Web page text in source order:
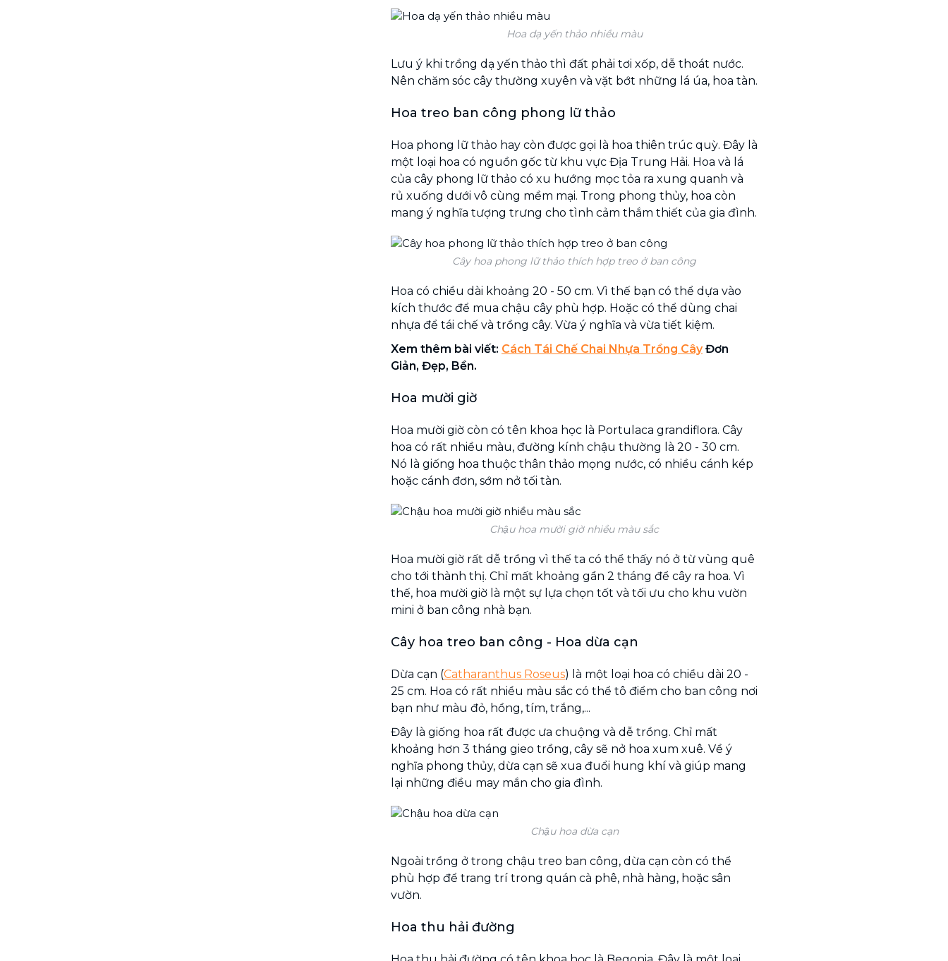
Hoa dạ yến thảo nhiều màu
Lưu ý khi trồng dạ yến thảo thì đất phải tơi xốp, dễ thoát nước.
Nên chăm sóc cây thường xuyên và vặt bớt những lá úa, hoa tàn.
Hoa treo ban công phong lữ thảo
Hoa phong lữ thảo hay còn được gọi là hoa thiên trúc quỳ. Đây là
một loại hoa có nguồn gốc từ khu vực Địa Trung Hải. Hoa và lá
của cây phong lữ thảo có xu hướng mọc tỏa ra xung quanh và
rủ xuống dưới vô cùng mềm mại. Trong phong thủy, hoa còn
mang ý nghĩa tượng trưng cho tình cảm thắm thiết của gia đình.
Cây hoa phong lữ thảo thích hợp treo ở ban công
Hoa có chiều dài khoảng 20 - 50 cm. Vì thế bạn có thể dựa vào
kích thước để mua chậu cây phù hợp. Hoặc có thể dùng chai
nhựa để tái chế và trồng cây. Vừa ý nghĩa và vừa tiết kiệm.
Xem thêm bài viết: Cách Tái Chế Chai Nhựa Trồng CâyĐơn
Giản, Đẹp, Bền.
Hoa mười giờ
Hoa mười giờ còn có tên khoa học là Portulaca grandiflora. Cây
hoa có rất nhiều màu, đường kính chậu thường là 20 - 30 cm.
Nó là giống hoa thuộc thân thảo mọng nước, có nhiều cánh kép
hoặc cánh đơn, sớm nở tối tàn.
Chậu hoa mười giờ nhiều màu sắc
Hoa mười giờ rất dễ trồng vì thế ta có thể thấy nó ở từ vùng quê
cho tới thành thị. Chỉ mất khoảng gần 2 tháng để cây ra hoa. Vì
thế, hoa mười giờ là một sự lựa chọn tốt và tối ưu cho khu vườn
mini ở ban công nhà bạn.
Cây hoa treo ban công - Hoa dừa cạn
Dừa cạn (Catharanthus Roseus) là một loại hoa có chiều dài 20 -
25 cm. Hoa có rất nhiều màu sắc có thể tô điểm cho ban công nơi
bạn như màu đỏ, hồng, tím, trắng,...
Đây là giống hoa rất được ưa chuộng và dễ trồng. Chỉ mất
khoảng hơn 3 tháng gieo trồng, cây sẽ nở hoa xum xuê. Về ý
nghĩa phong thủy, dừa cạn sẽ xua đuổi hung khí và giúp mang
lại những điều may mắn cho gia đình.
Chậu hoa dừa cạn
Ngoài trồng ở trong chậu treo ban công, dừa cạn còn có thể
phù hợp để trang trí trong quán cà phê, nhà hàng, hoặc sân
vườn.
Hoa thu hải đường